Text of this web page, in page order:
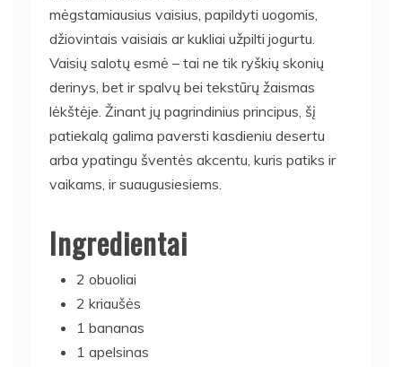
mėgstamiausius vaisius, papildyti uogomis,
džiovintais vaisiais ar kukliai užpilti jogurtu.
Vaisių salotų esmė – tai ne tik ryškių skonių
derinys, bet ir spalvų bei tekstūrų žaismas
lėkštėje. Žinant jų pagrindinius principus, šį
patiekalą galima paversti kasdieniu desertu
arba ypatingu šventės akcentu, kuris patiks ir
vaikams, ir suaugusiesiems.
Ingredientai
2 obuoliai
2 kriaušės
1 bananas
1 apelsinas